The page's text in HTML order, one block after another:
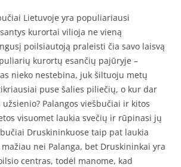
Lietuvoje yra populiariausi
kurortai vilioja ne vieną
poilsiautoją praleisti čia savo laisvą
kurortų esančių pajūryje –
nieko nestebina, juk šiltuoju metų
puse šalies piliečių, o kur dar
Palangos viešbučiai ir kitos
visuomet laukia svečių ir rūpinasi jų
Druskininkuose taip pat laukia
nei Palanga, bet Druskininkai yra
centras, todėl manome, kad